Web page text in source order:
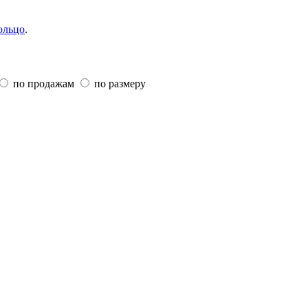
.
по продажам по размеру